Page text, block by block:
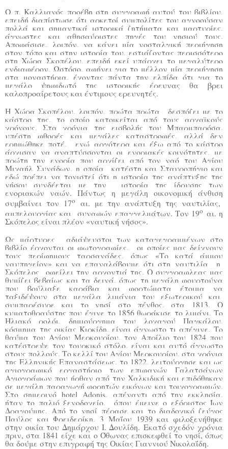
Ο π. Καλλιανός προέβη στη συγγραφή αυτού του βιβλίου,
επειδή διαπίστωσε ότι αρκετοί συμπολίτες του αγνοούσαν
πολλά και σημαντικά ιστορικά ζητήματα και μαρτυρίες,
άγνωστες και αθησαύριστες πηγές του νησιού τους.
Αποφάσισε, λοιπόν, να κάνει μία νοσταλγική περιήγηση
στον τόπο και στην ιστορία του, εστιάζοντας περισσότερο
στη Χώρα Σκοπέλου, επειδή εκεί υπάρχει το μεγαλύτερο
ενδιαφέρον. Ωστόσο, αφήνει για το μέλλον μία περιήγηση
στα μοναστήρια, έχοντας πάντα την ελπίδα ότι για το
μεγάλο ψηφιδωτό της ιστορικής έρευνας θα βρει
καλοπροαίρετους και έντιμους ερευνητές.
Η Χώρα Σκοπέλου, λοιπόν, πρώτα πρώτα δεσπόζει με το
κάστρο της, το οποίο κατοικείται από τους αρχαϊκούς
χρόνους. Στα χρόνια της εισβολής του Μπαρμπαρόσα,
υπέστη φθορές και μεγάλες καταστροφές, αλλά δεν
ερημώθηκε ποτέ, ενώ αργότερα και έξω από το κάστρο
άρχισαν να αναπτύσσονται οι ενοριακές κοινότητες, με
πρώτη την ενορία που αρχίζει από τον ναό του Αγίου
Μιχαήλ Συνάδων, η οποία κατέστη και Σταυροπήγιο και
εδώ πρέπει να τονιστεί ότι η ιστορία της ανάπτυξης της
νήσου συνδέεται με την ιστορία της ίδρυσης των
ενοριακών ναών. Πάντως η μεγάλη οικονομική άνθιση
συμβαίνει τον 17ο
αι. με την ανάπτυξη της ναυτιλίας,
αμπελουργίας και συναφών επαγγελμάτων. Τον 19ο αι. η
Σκόπελος είναι πλέον «ναυτική νήσος».
Ως μάρτυρες αδιάψευστοι των καταγεγραμμένων στο
βιβλίο έρχονται οι φωτογραφίες, οι οποίες μας δείχνουν
τους περίφημους ταρσανάδες, όπως «Το κατά άμμου
ναυπηγείον» και να επαναλάβουμε ότι στη ναυτιλία η
Σκόπελος οφείλει την αρχοντιά της. Ο συγγραφλεας μας
θυμίζει βεβαίως και τα δεινά, όπως τη μεγάλη φουρτούνα
που βούλιαξε καράβια και φορτώματα έτοιμα να
ταξιδέψουν στα μεγάλα λιμάνια του εξωτερικού και
συμπαρέσυρε και το νησί στο πένθος, στα 1813. Ο
κυματοθραύστης που έγινε το 1856 θωράκισε το λιμάνι. Το
Ηλιακό ρολόι, δημιούργημα του λοχαγού Παγκάλου,
κόσμημα της οικίας Κιρκίδη, είναι άγνωστο τι απέγινε. Το
θαύμα του Αγίου Μερκουρίου, τον Απρίλιο του 1824 που
κατέστρεψε τον τουρκικό στόλο, είναι και αυτό άγνωστο
στους πολλούς. Το κελλί του Αγίου Μερκουρίου, στα χρόνια
της Ελληνικής Επαναστάσεως, το 1822, λειτούργησε και ως
αγιογραφικό εργαστήριο των επιφανών Γαλατσάνων
Αγιογράφων που ήρθαν από την Χαλκιδική και επιδόθηκαν
σε μεγάλη παραγωγή φορητών εικόνων και τοιχογραφιών.
Στο σημερινόhotel Adonis, απέναντι από την εκκλησία,
ήταν το παλιό ξενοδοχείο, όπου έμεινε ο εξόριστος Ίων
Δραγούμης. Από το νησί πέρασε και το διαδοχικό ζεύγος
Παύλος και Φρειδερίκη, 3 Μαΐου 1939 και φιλοξενήθηκε
στην οικία του Δημάρχου Ι. Δουλίδη. Εκατό σχεδόν χρόνια
πριν, στα 1841 είχε και ο Όθωνας επισκεφθεί το νησί, όπως
θα δούμε στην επιγραφή της Οικίας Γιαννιού Νικολαΐδη.